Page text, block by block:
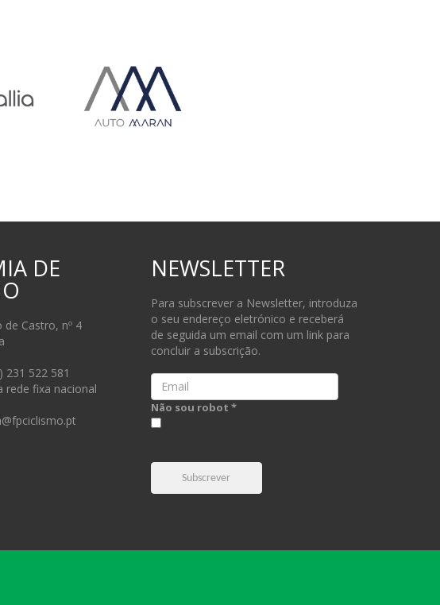
DE
de Castro, nº 4
231 522 581
rede fixa nacional
NEWSLETTER
Para subscrever a Newsletter, introduza
o seu endereço eletrónico e receberá
de seguida um email com um link para
concluir a subscrição.
Email
Não sou robot *
Subscrever